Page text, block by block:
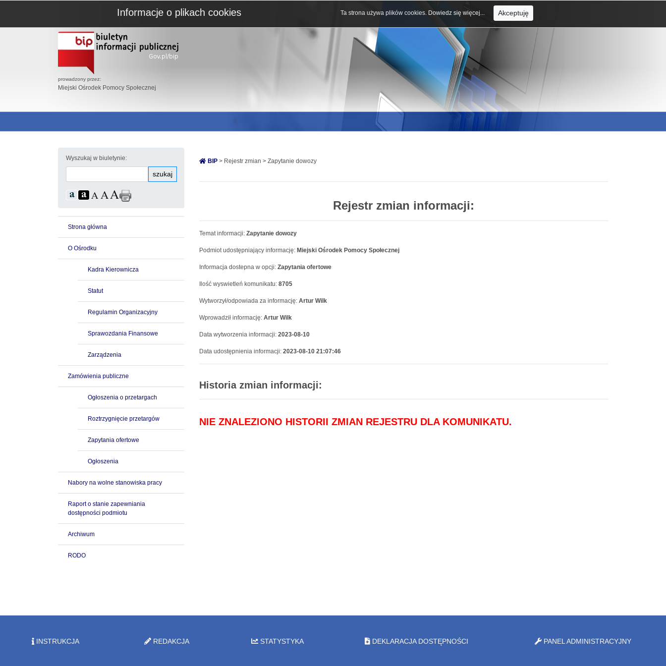
prowadzony przez:
Miejski Ośrodek Pomocy Społecznej
Wyszukaj w biuletynie:
szukaj
Strona główna
O Ośrodku
Kadra Kierownicza
Statut
Regulamin Organizacyjny
Sprawozdania Finansowe
Zarządzenia
Zamówienia publiczne
Ogłoszenia o przetargach
Roztrzygnięcie przetargów
Zapytania ofertowe
Ogłoszenia
Nabory na wolne stanowiska pracy
Raport o stanie zapewniania
dostępności podmiotu
Archiwum
RODO
BIP > Rejestr zmian > Zapytanie dowozy
Rejestr zmian informacji:
Temat informacji: Zapytanie dowozy
Podmiot udostępniający informację: Miejski Ośrodek Pomocy Społecznej
Informacja dostepna w opcji: Zapytania ofertowe
Ilość wyswietleń komunikatu: 8705
Wytworzył/odpowiada za informację: Artur Wilk
Wprowadził informację: Artur Wilk
Data wytworzenia informacji: 2023-08-10
Data udostępnienia informacji: 2023-08-10 21:07:46
Historia zmian informacji:
NIE ZNALEZIONO HISTORII ZMIAN REJESTRU DLA KOMUNIKATU.
Informacje o plikach cookies Ta strona używa plików cookies. Dowiedz się więcej... Akceptuję
INSTRUKCJA REDAKCJA STATYSTYKA DEKLARACJA DOSTĘPNOŚCI PANEL ADMINISTRACYJNY